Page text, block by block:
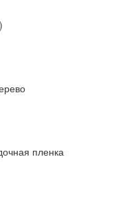
пленка